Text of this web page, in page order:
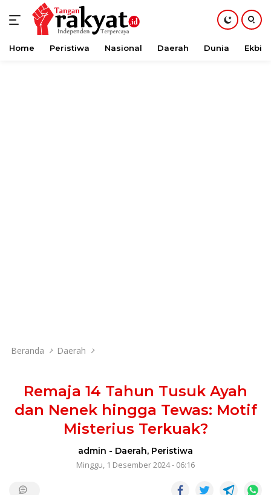
Langsung
Home Peristiwa Nasional Daerah Dunia Ekbis
Beranda Daerah
Remaja 14 Tahun Tusuk Ayah
dan Nenek hingga Tewas: Motif
Misterius Terkuak?
admin - Daerah, Peristiwa
Minggu, 1 Desember 2024 - 06:16